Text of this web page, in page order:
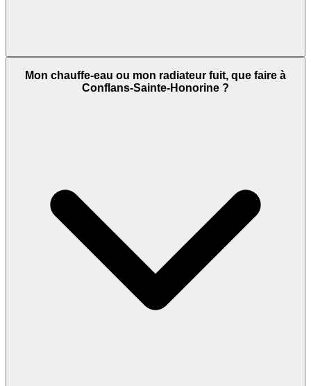
Mon chauffe-eau ou mon radiateur fuit, que faire à
Conflans-Sainte-Honorine ?